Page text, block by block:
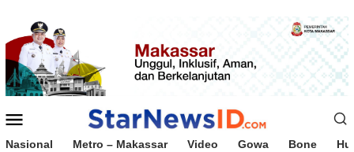
konten
Mobile
Nasional Metro – Makassar Video Gowa Bone